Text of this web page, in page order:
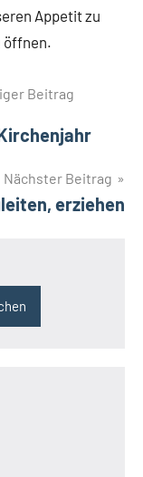
Appetit zu
öffnen.
Beitrag
Nächster Beitrag
erziehen